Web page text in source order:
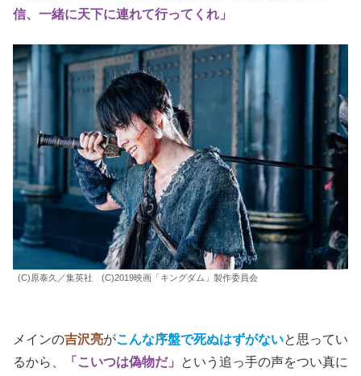
信、一緒に天下に連れて行ってくれ」
(C)原泰久／集英社 (C)2019映画「キングダム」製作委員会
メインの吉沢亮がこんな序盤で死ぬはずがないと思ってい
るから、
「こいつは偽物だ」
という追っ手の声をつい真に